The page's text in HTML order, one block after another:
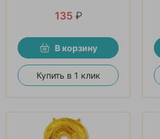
135 ₽
В корзину
Купить в 1 клик